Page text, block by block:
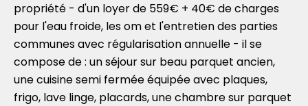
propriété - d'un loyer de 559€ + 40€ de charges
pour l'eau froide, les om et l'entretien des parties
communes avec régularisation annuelle - il se
compose de : un séjour sur beau parquet ancien,
une cuisine semi fermée équipée avec plaques,
frigo, lave linge, placards, une chambre sur parquet